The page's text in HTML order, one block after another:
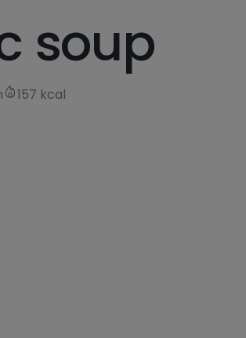
soup
157 kcal